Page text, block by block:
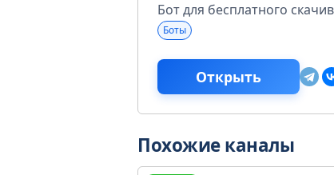
Бот для бесплатного
Боты
Открыть
Похожие каналы